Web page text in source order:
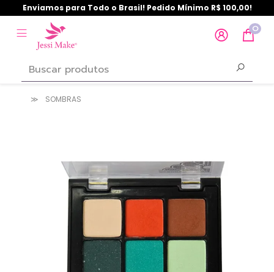
Enviamos para Todo o Brasil! Pedido Mínimo R$ 100,00!
0
SOMBRAS